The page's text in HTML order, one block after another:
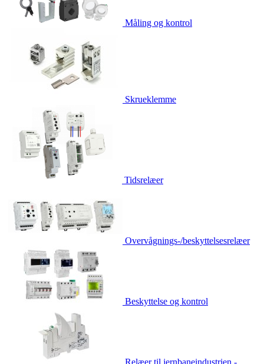
Måling og kontrol
Skrueklemme
Tidsrelæer
Overvågnings-/beskyttelsesrelæer
Beskyttelse og kontrol
Relæer til jernbaneindustrien -